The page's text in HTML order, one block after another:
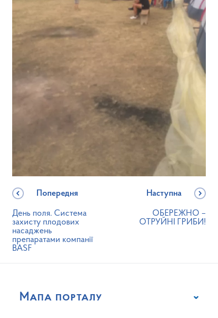
Попередня
День поля. Система
захисту плодових
насаджень
препаратами компанії
BASF
Наступна
ОБЕРЕЖНО –
ОТРУЙНІ ГРИБИ!
Мапа порталу